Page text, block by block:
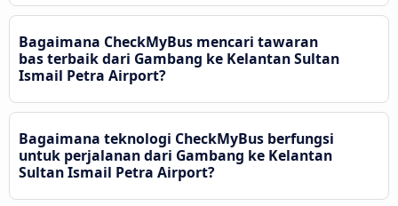
Bagaimana CheckMyBus mencari tawaran
bas terbaik dari Gambang ke Kelantan Sultan
Ismail Petra Airport?
Bagaimana teknologi CheckMyBus berfungsi
untuk perjalanan dari Gambang ke Kelantan
Sultan Ismail Petra Airport?